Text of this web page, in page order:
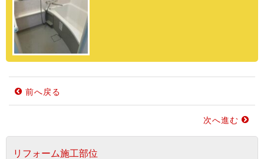
前へ戻る
次へ進む
リフォーム施工部位